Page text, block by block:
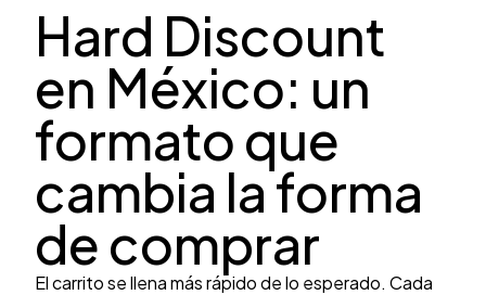
Hard Discount
en México: un
formato que
cambia la forma
de comprar
El carrito se llena más rápido de lo esperado. Cada